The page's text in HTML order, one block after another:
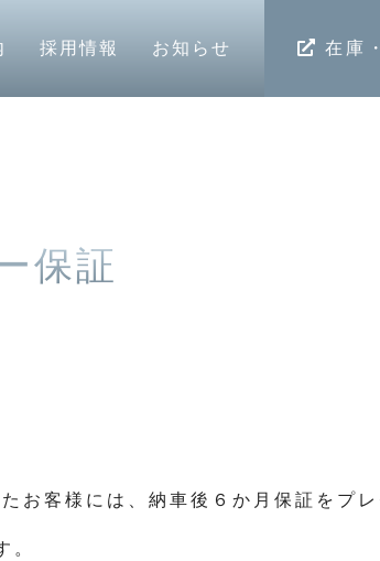
採用情報 お知らせ 在庫
保証
お客様には、納車後６か月保証をプレ